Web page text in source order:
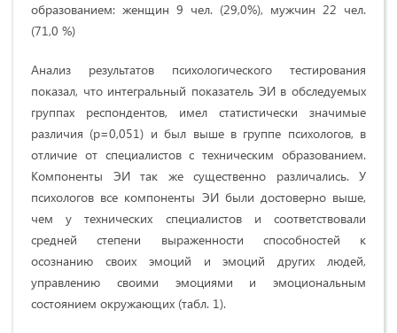
образованием: женщин 9 чел. (29,0%), мужчин 22 чел.
(71,0 %)
Анализ результатов психологического тестирования
показал, что интегральный показатель ЭИ в обследуемых
группах респондентов, имел статистически значимые
различия (p=0,051) и был выше в группе психологов, в
отличие от специалистов с техническим образованием.
Компоненты ЭИ так же существенно различались. У
психологов все компоненты ЭИ были достоверно выше,
чем у технических специалистов и соответствовали
средней степени выраженности способностей к
осознанию своих эмоций и эмоций других людей,
управлению своими эмоциями и эмоциональным
состоянием окружающих (табл. 1).